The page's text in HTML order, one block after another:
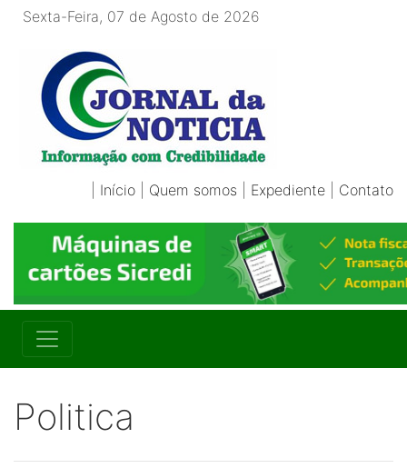
Sexta-Feira, 07 de Agosto de 2026
Início Quem somos Expediente Contato
Politica